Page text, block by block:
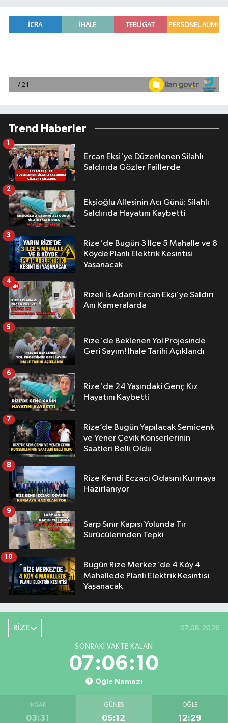
Trend Haberler
Ercan Ekşi'ye Düzenlenen Silahlı
Saldırıda Gözler Faillerde
1
Ekşioğlu Aİlesinin Acı Günü: Silahlı
Saldırıda Hayatını Kaybetti
2
Rize'de Bugün 3 İlçe 5 Mahalle ve 8
Köyde Planlı Elektrik Kesintisi
Yaşanacak
3
Rizeli İş Adamı Ercan Ekşi'ye Saldırı
Anı Kameralarda
4
Rize'de Beklenen Yol Projesinde
Geri Sayım! İhale Tarihi Açıklandı
5
Rize'de 24 Yaşındaki Genç Kız
Hayatını Kaybetti
6
Rize’de Bugün Yapılacak Semicenk
ve Yener Çevik Konserlerinin
Saatleri Belli Oldu
7
Rize Kendi Eczacı Odasını Kurmaya
Hazırlanıyor
8
Sarp Sınır Kapısı Yolunda Tır
Sürücülerinden Tepki
9
Bugün Rize Merkez'de 4 Köy 4
Mahallede Planlı Elektrik Kesintisi
Yaşanacak
10
RİZE 07.08.2026
SONRAKI VAKTE KALAN
07:06:09
Öğle Namazı
İMSAK
03:31
GÜNEŞ
05:12
ÖĞLE
12:29